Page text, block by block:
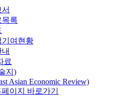
목록
기여현황
료
지)
Asian Economic Review)
이지 바로가기